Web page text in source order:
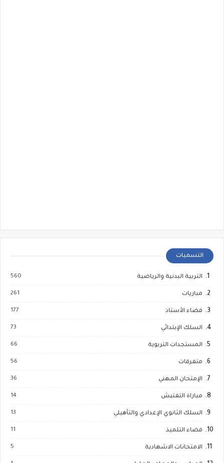
التسميات
التربية البدنية والرياضية 560
مباريات 261
فضاء الأستاذ 177
السلك الإبتدائي 73
المستجدات التربوية 66
متفرقات 56
الإمتحان المهني 36
مباراة التفتيش 14
السلك الثانوي الإعدادي والتأهيلي 13
فضاء التلميذ 11
الامتحانات الاشهادية 5